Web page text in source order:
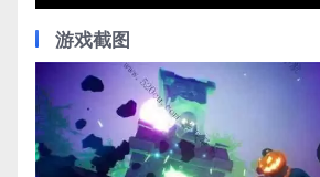
游戏截图